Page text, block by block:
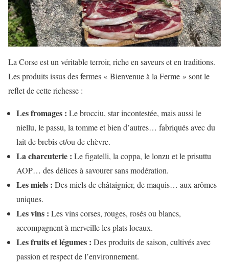
La Corse est un véritable terroir, riche en saveurs et en traditions.
Les produits issus des fermes « Bienvenue à la Ferme » sont le
reflet de cette richesse :
Les fromages : Le brocciu, star incontestée, mais aussi le
niellu, le passu, la tomme et bien d’autres… fabriqués avec du
lait de brebis et/ou de chèvre.
La charcuterie : Le figatelli, la coppa, le lonzu et le prisuttu
AOP… des délices à savourer sans modération.
Les miels : Des miels de châtaignier, de maquis… aux arômes
uniques.
Les vins : Les vins corses, rouges, rosés ou blancs,
accompagnent à merveille les plats locaux.
Les fruits et légumes : Des produits de saison, cultivés avec
passion et respect de l’environnement.